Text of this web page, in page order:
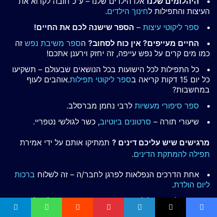
העיצות והתפילות לחינוך הילדים.
ספר ליקוטי עיצות – הספר שישנה לכם את החיים!
החיים מעייפים? אין כוח לסחוב? הספר משיבת נפש זה
כמו מים קרים על נפש עייפה, זה יחזק וירענן אתכם!
כל התפילות לכל הישועות בכל הנושאים שבעולם – תשקיעו
כל יום 15 דקות קריאה ב
ספר ליקוטי תפילות.אוהבים לעוף
במחשבות?
ספר סיפורי מעשיות לרבי נחמן מברסלב.
שיעורי תורה – סרטונים ביוטיוב, כשר לגולשי נטפריי.
מרגישים שיש עליכם דינים ? תמתיקו אותם על ידי אמירת
תפילה להמתקת הדינים.
אחת הדרכים הנפלאות לפרגן לחבר/ה – זה לשלוח ברכות
ליום הולדת.
רוצים להראות לילדים כמה שאתם אוהבים? שלחו להם
ברכות ליום הולדת לילדים
כרטיסי ברכה ליום הולדת לילדים